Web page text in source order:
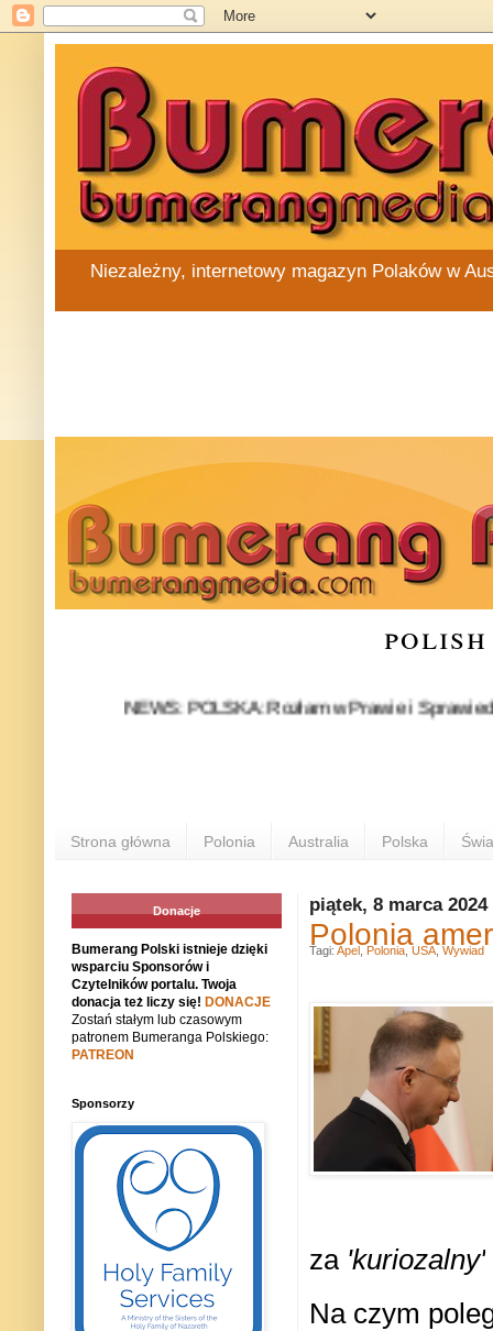
Niezależny, internetowy magazyn Polaków w
NEWS: POLSKA: Rozłam w Prawie i
Strona główna Polonia Australia Polska
piątek, 8 marca 2024
Polonia
za 'kuriozalny'
Na czym
Tagi: Apel Polonia USA Wywiad
Donacje
Bumerang Polski istnieje dzięki
wsparciu Sponsorów i
Czytelników portalu. Twoja
donacja też liczy się! DONACJE
Zostań stałym lub czasowym
patronem Bumeranga Polskiego:
PATREON
Sponsorzy